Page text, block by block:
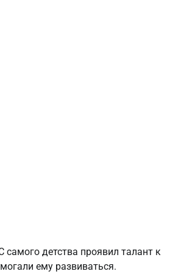
детства проявил талант к
ему развиваться.